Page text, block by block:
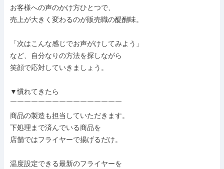
お客様への声のかけ方ひとつで、
売上が大きく変わるのが販売職の醍醐味。
「次はこんな感じでお声がけしてみよう」
など、自分なりの方法を探しながら
笑顔で応対していきましょう。
▼慣れてきたら
￣￣￣￣￣￣￣￣￣￣￣￣￣￣￣￣
商品の製造も担当していただきます。
下処理まで済んでいる商品を
店舗ではフライヤーで揚げるだけ。
温度設定できる最新のフライヤーを